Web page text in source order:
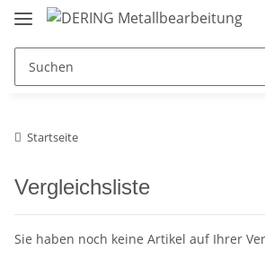
Startseite
Vergleichsliste
Sie haben noch keine Artikel auf Ihrer